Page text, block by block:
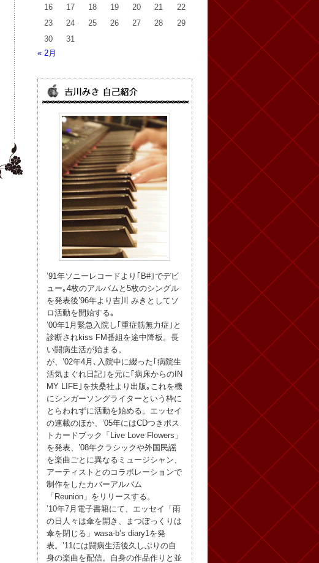
16
17 18 19 20 21
22
23
24 25 26 27 28
29
30
31
« 2月
’91年ソニーレコードより｢B#｣でデビ
ュー｡4枚のアルバムと5枚のシングル
を発表後’96年より吉川 みきとしてソ
ロ活動を開始する｡
’00年1月緊急入院し｢重症筋無力症｣と
診断されkiss FM番組を途中降板。長
い闘病生活が始まる。
が、’02年4月､入院中に綴った｢病院生
活気まぐれ日記｣を元に｢病床からのIN
MY LIFE｣を扶桑社より出版｡これを機
にシンガーソングライターという枠に
とらわれずに活動を始める。エッセイ
の連載のほか、’05年にはCDつきポス
トカードブック「Live Love Flowers」
を発表、’08年クラシックや外国民謡
を楽曲ごとに異なるミュージシャン、
アーティストとのコラボレーションで
制作をしたカバーアルバム
「Reunion」をリリースする。
’10年7月電子書籍にて、エッセイ「雨
の日人々は傘を開き、まつぼっくりは
傘を閉じる」wasa-b’s diary1を発
表。’11には闘病生活後久しぶりの自
身の楽曲を配信。自身の作品作りと並